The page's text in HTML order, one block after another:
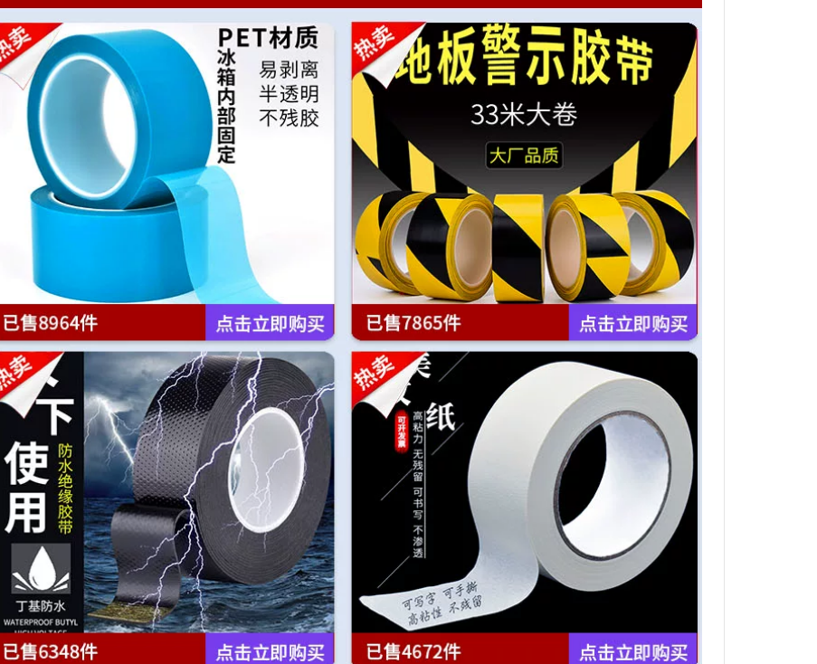
băng hai mặt chiều
rộng 1-2-3-5cm băng
keo xốp 2 mặt siêu
dính
193,000
Miloqi trong suốt
nano hai mặt băng
dính vô hình phổ
quát ma thuật mạnh
mẽ tường có độ
nhớt cao liền mạch
keo nano dán
không đinh đục lỗ
cố định gạch cố định
miễn phí đục lỗ
273,000
Băng dính vải hai
mặt chắc chắn, lưới
trong suốt cao,
cuộn dài 50 mét,
thảm đỏ đám cưới
không thấm nước,
băng keo nối, áp
phích bóng, câu đối,
tường cố định, độ
dẻo cao, xé không
để lại vết các loại
băng keo 2 mặt
219,000
Băng keo hai mặt
gốc dầu 100U Miloqi
dính chắc chắn, siêu
mỏng mờ, không
dấu vết, dễ xé,
không có keo dư,
nhiệt độ cao 120 độ,
băng keo hai mặt có
độ nhớt cao không
đánh dấu dùng
trong studio, Chiều
rộng 5cm keo 2 mặt
3m
262,000
Hộp lưu trữ dải điện
mạnh mẽ hai mặt bộ
định tuyến dải điện
miếng dán tường để
bàn dán tường chất
kết dính liền mạch
băng dính trong 2
mặt
261,000
Mạnh mẽ nano liền
mạch miếng dán hai
mặt trong suốt ghi
trang trí xe có độ
nhớt cao trong suốt
viscose miếng dán
tròn chống trượt
không thấm nước
băng dính hai mặt
siêu chắc
219,000
Miếng dán chống
chói trong suốt mùa
hè đường viền cổ
váy áo chống trượt
chống rơi miếng dán
sling Dress vô hình
hai mặt dán liền
mạch keo 2 mặt đen
219,000
Mi Leqi bong bóng
liền mạch phân phối
tròn trong suốt độ
nhớt cao phòng
cưới tiệc sinh nhật
bố trí ngày lễ cưới
xe cưới bong bóng
trang trí băng dính 1
gói 100 miếng xé ra
không để lại vết
băng keo 2 mặt dán
tường
193,000